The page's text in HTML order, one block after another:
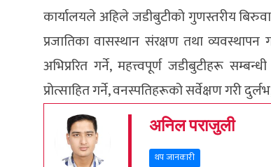
कार्यालयले अहिले जडीबुटीको गुणस्तरीय बिरुवा
प्रजातिका वासस्थान संरक्षण तथा
अभिप्ररित गर्ने, महत्त्वपूर्ण जडीबुटीहरू
प्रोत्साहित गर्ने, वनस्पतिहरूको सर्वेक्षण गरी
अनिल पराजुली
थप जानकारी